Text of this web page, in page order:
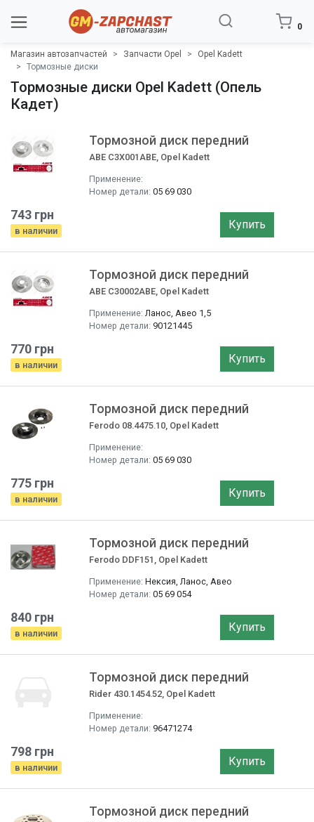
0
Магазин автозапчастей Запчасти Opel
Opel Kadett
Тормозные диски
Тормозные диски Opel Kadett (Опель
Кадет)
Тормозной диск передний
ABE C3X001ABE, Opel Kadett
Применение:
Номер детали: 05 69 030
743 грн
в наличии Купить
Тормозной диск передний
ABE C30002ABE, Opel Kadett
Применение: Ланос, Авео 1,5
Номер детали: 90121445
770 грн
в наличии Купить
Тормозной диск передний
Ferodo 08.4475.10, Opel Kadett
Применение:
Номер детали: 05 69 030
775 грн
в наличии Купить
Тормозной диск передний
Ferodo DDF151, Opel Kadett
Применение: Нексия, Ланос, Авео
Номер детали: 05 69 054
840 грн
в наличии Купить
Тормозной диск передний
Rider 430.1454.52, Opel Kadett
Применение:
Номер детали: 96471274
798 грн
в наличии Купить
Тормозной диск передний